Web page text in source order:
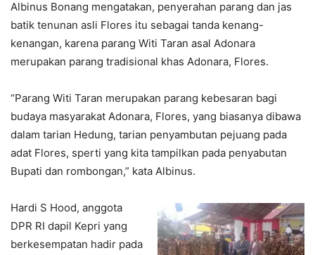
Albinus Bonang mengatakan, penyerahan parang dan jas
batik tenunan asli Flores itu sebagai tanda kenang-
kenangan, karena parang Witi Taran asal Adonara
merupakan parang tradisional khas Adonara, Flores.
“Parang Witi Taran merupakan parang kebesaran bagi
budaya masyarakat Adonara, Flores, yang biasanya dibawa
dalam tarian Hedung, tarian penyambutan pejuang pada
adat Flores, sperti yang kita tampilkan pada penyabutan
Bupati dan rombongan,” kata Albinus.
Hardi S Hood, anggota
DPR RI dapil Kepri yang
berkesempatan hadir pada